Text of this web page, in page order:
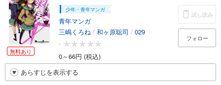
無料あり
少年・青年マンガ
青年マンガ
三嶋くろね / 和ヶ原聡司 / 029
-
0～66円 (税込)
試し読み
フォロー
あらすじを表示する